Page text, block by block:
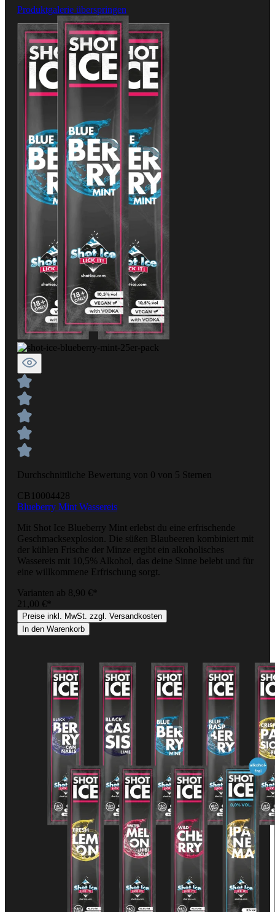
Produktgalerie überspringen
Durchschnittliche Bewertung von 0 von 5 Sternen
CB10004428
Blueberry Mint Wassereis
Mit Shot Ice Blueberry Mint erlebst du eine erfrischende
Geschmacksexplosion. Die süßen Blaubeeren kombiniert mit
der kühlen Frische der Minze ergibt ein alkoholisches
Wassereis mit 10,5% Alkohol, das deine Sinne belebt und für
eine willkommene Erfrischung sorgt.
Varianten ab 8,90 €*
21,00 €*
Preise inkl. MwSt. zzgl. Versandkosten
In den Warenkorb